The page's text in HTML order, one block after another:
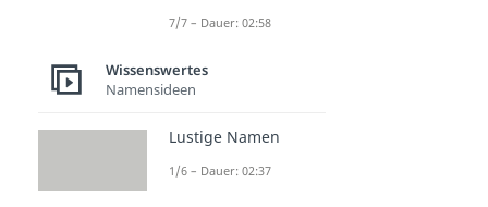
7/7 – Dauer: 02:58
Wissenswertes
Namensideen
Lustige Namen
1/6 – Dauer: 02:37